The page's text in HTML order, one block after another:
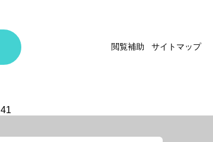
閲覧補助 サイトマップ
41